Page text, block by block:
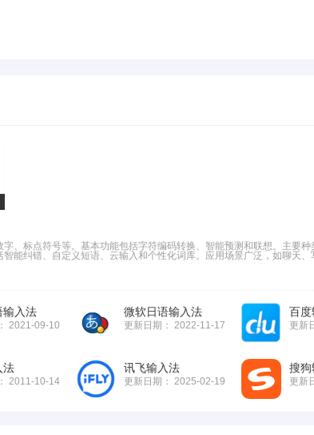
、标点符号等。基本功能包括字符编码转换、智能预测和联想。主要
能纠错、自定义短语、云输入和个性化词库。应用场景广泛，如聊天、
输入法
2021-09-10
微软日语输入法
更新日期： 2022-11-17
百度
更新
法
2011-10-14
讯飞输入法
更新日期： 2025-02-19
搜狗
更新